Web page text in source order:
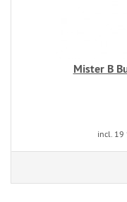
Mister B
incl. 19